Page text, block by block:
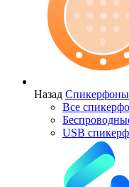
Назад Спикерфоны
Все
USB